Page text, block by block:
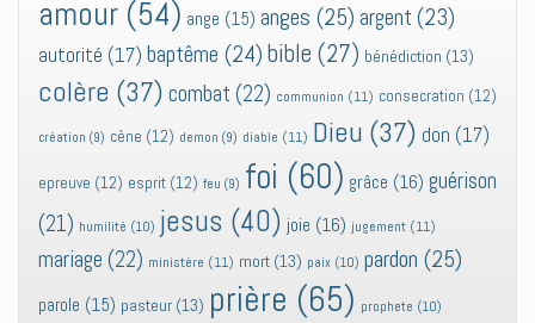
amour (54) ange (15) anges (25) argent (23)
autorité (17) baptême (24) bible (27) bénédiction (13)
colère (37) combat (22) communion (11) consecration (12)
création (9) cène (12) demon (9) diable (11) Dieu (37) don (17)
epreuve (12) esprit (12) feu (9) foi (60) grâce (16) guérison
(21) humilité (10) jesus (40) joie (16) jugement (11)
mariage (22) ministère (11) mort (13) paix (10) pardon (25)
parole (15) pasteur (13) prière (65) prophete (10)